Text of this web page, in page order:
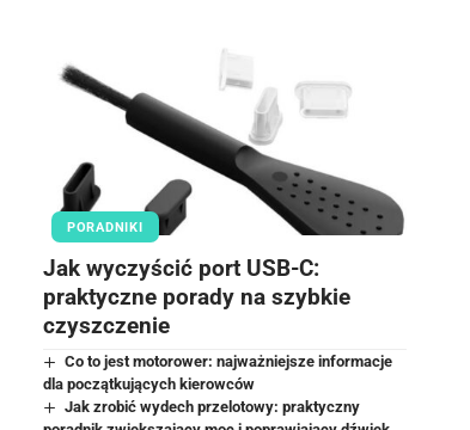
PORADNIKI
Jak wyczyścić port USB-C:
praktyczne porady na szybkie
czyszczenie
Co to jest motorower: najważniejsze informacje
dla początkujących kierowców
Jak zrobić wydech przelotowy: praktyczny